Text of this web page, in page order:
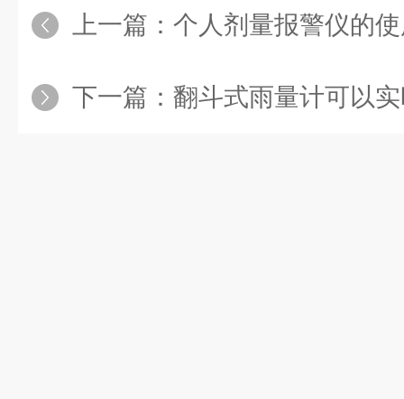
上一篇： 个人剂量报警仪的
下一篇： 翻斗式雨量计可以